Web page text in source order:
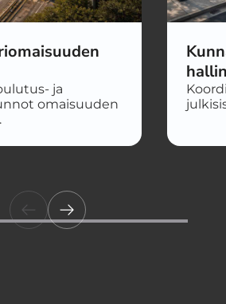
ja
omaisuuden